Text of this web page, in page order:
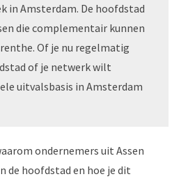
in Amsterdam. De hoofdstad
die complementair kunnen
Of je nu regelmatig
of je netwerk wilt
uitvalsbasis in Amsterdam
ondernemers uit Assen
de hoofdstad en hoe je dit